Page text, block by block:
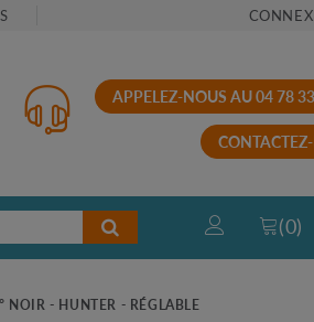
APPELEZ-NOUS AU 04 78
(0)
NOIR - HUNTER - RÉGLABLE